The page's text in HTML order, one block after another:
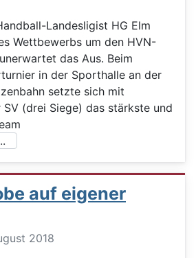
Landesligist HG Elm
Wettbewerbs um den HVN-
das Aus. Beim
in der Sporthalle an der
setzte sich mit
(drei Siege) das stärkste und
auf eigener
2018